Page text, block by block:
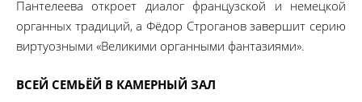
Пантелеева откроет диалог французской и немецкой
органных традиций, а Фёдор Строганов завершит серию
виртуозными «Великими органными фантазиями».
ВСЕЙ СЕМЬЁЙ В КАМЕРНЫЙ ЗАЛ